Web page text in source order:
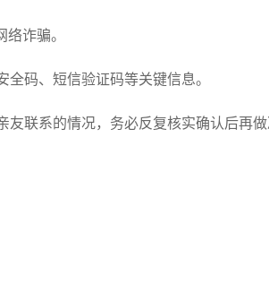
诈骗。
码、短信验证码等关键信息。
联系的情况，务必反复核实确认后再做
安全的假期！